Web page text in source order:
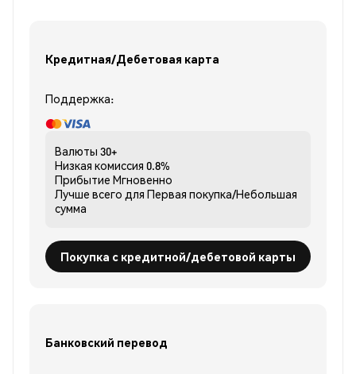
Кредитная/Дебетовая карта
Поддержка:
Валюты 30+
Низкая комиссия 0.8%
Прибытие Мгновенно
Лучше всего для Первая покупка/Небольшая
сумма
Покупка с кредитной/дебетовой карты
Банковский перевод